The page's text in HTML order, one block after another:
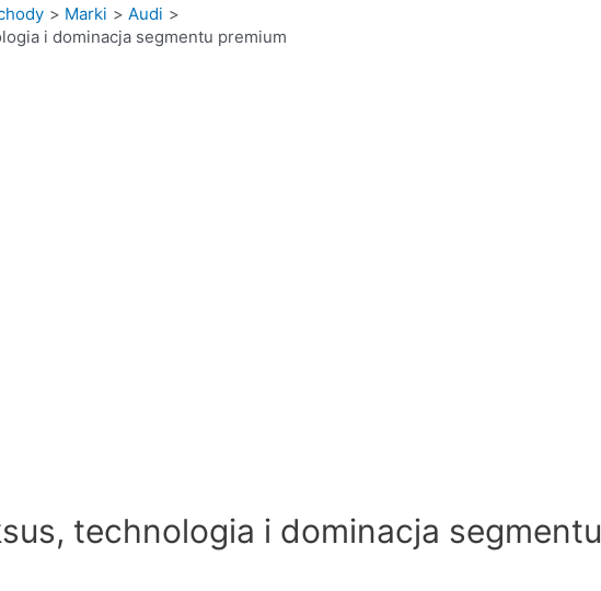
Marki
Audi
i dominacja segmentu premium
technologia i dominacja segmentu